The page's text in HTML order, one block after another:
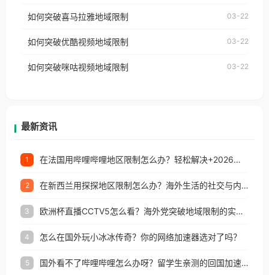
台湾、美国、加拿大、澳大利亚、欧洲等国家和地区
权限制所困扰。
制问题，且仅能在中国大陆地区播放。 遇到这个问题
户收听网易云音乐地区版权限制」的问题，无论人在
如何突破喜马拉雅地域限制 03-22
如何突破优酷视频地域限制 03-22
如何突破咪咕视频地域限制 03-22
最新资讯
1 在法国用哔哩哔哩地区限制怎么办？轻松解决+2026世界杯看球攻略
2 在新西兰用探探地区限制怎么办？海外生活的社交与内容之困
3 欧洲杯直播CCTV5怎么看？海外党突破地域限制的实用指南
4 怎么在国外玩小冰冰传奇？你的网络加速器选对了吗？
5 国外看不了哔哩哔哩怎么办呀？留学生亲测的回国加速全攻略（含酷我音乐渤海银行解决方法）